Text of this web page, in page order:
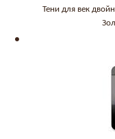
Тени для век